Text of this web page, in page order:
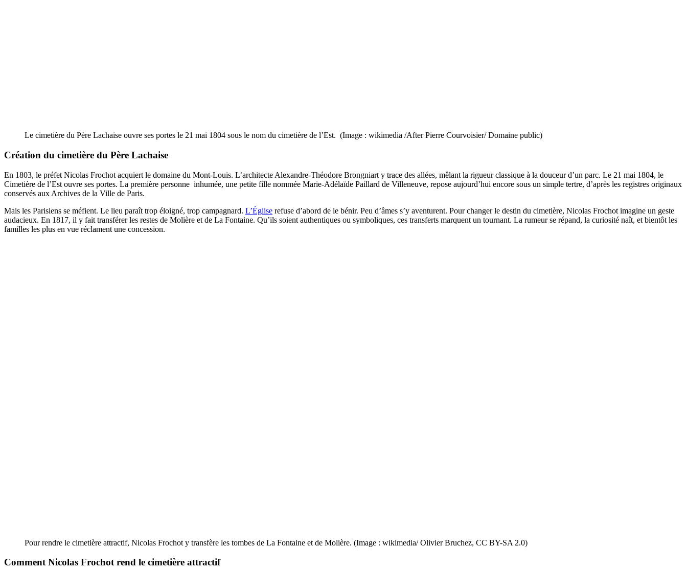
Le cimetière du Père Lachaise ouvre ses portes le 21 mai 1804 sous le nom du cimetière de l’Est. (Image : wikimedia /After Pierre Courvoisier/ Domaine public)
Création du cimetière du Père Lachaise
En 1803, le préfet Nicolas Frochot acquiert le domaine du Mont-Louis. L’architecte Alexandre-Théodore Brongniart y trace des allées, mêlant la rigueur classique à la douceur d’un parc. Le 21 mai 1804, le
Cimetière de l’Est ouvre ses portes. La première personne inhumée, une petite fille nommée Marie-Adélaïde Paillard de Villeneuve, repose aujourd’hui encore sous un simple tertre, d’après les registres originaux
conservés aux Archives de la Ville de Paris.
Mais les Parisiens se méfient. Le lieu paraît trop éloigné, trop campagnard. L’Église refuse d’abord de le bénir. Peu d’âmes s’y aventurent. Pour changer le destin du cimetière, Nicolas Frochot imagine un geste
audacieux. En 1817, il y fait transférer les restes de Molière et de La Fontaine. Qu’ils soient authentiques ou symboliques, ces transferts marquent un tournant. La rumeur se répand, la curiosité naît, et bientôt les
familles les plus en vue réclament une concession.
Pour rendre le cimetière attractif, Nicolas Frochot y transfère les tombes de La Fontaine et de Molière. (Image : wikimedia/ Olivier Bruchez, CC BY-SA 2.0)
Comment Nicolas Frochot rend le cimetière attractif